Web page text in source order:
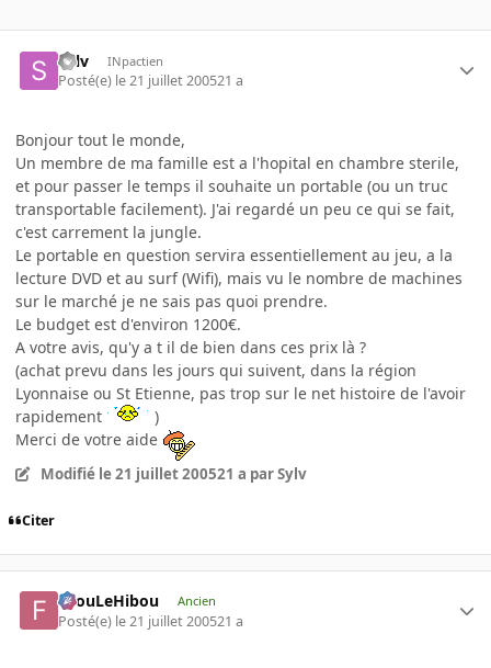
Sylv INpactien
Posté(e) le 21 juillet 200521 a
Bonjour tout le monde,
Un membre de ma famille est a l'hopital en chambre sterile,
et pour passer le temps il souhaite un portable (ou un truc
transportable facilement). J'ai regardé un peu ce qui se fait,
c'est carrement la jungle.
Le portable en question servira essentiellement au jeu, a la
lecture DVD et au surf (Wifi), mais vu le nombre de machines
sur le marché je ne sais pas quoi prendre.
Le budget est d'environ 1200€.
A votre avis, qu'y a t il de bien dans ces prix là ?
(achat prevu dans les jours qui suivent, dans la région
Lyonnaise ou St Etienne, pas trop sur le net histoire de l'avoir
rapidement
)
Merci de votre aide
Modifié le 21 juillet 200521 a par Sylv
Citer
FilouLeHibou Ancien
Posté(e) le 21 juillet 200521 a